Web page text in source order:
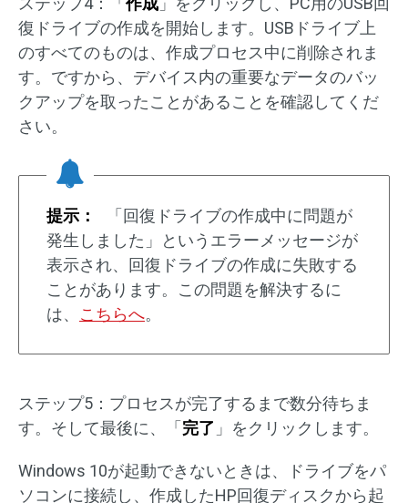
復ドライブの作成を開始します。USBドライブ上
のすべてのものは、作成プロセス中に削除されま
す。ですから、デバイス内の重要なデータのバッ
クアップを取ったことがあることを確認してくだ
さい。
提示：
「回復ドライブの作成中に問題が
発生しました」というエラーメッセージが
表示され、回復ドライブの作成に失敗する
ことがあります。この問題を解決するに
は、 こちらへ。
ステップ5：プロセスが完了するまで数分待ちま
す。そして最後に、「完了 」をクリックします。
Windows 10が起動できないときは、ドライブをパ
ソコンに接続し、作成したHP回復ディスクから起